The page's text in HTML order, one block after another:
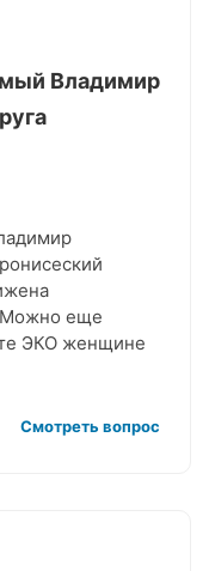
Владимир
Можно еще
ЭКО женщине
Смотреть вопрос